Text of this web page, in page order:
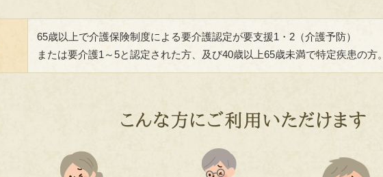
65歳以上で介護保険制度による要介護認定が要支援1・2（介護予防）
または要介護1～5と認定された方、及び40歳以上65歳未満で特定疾患の方。
こんな方にご利用いただけます